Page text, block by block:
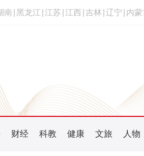
南 黑龙江 江苏 江西 吉林 辽宁 内蒙
财经 科教 健康 文旅 人物